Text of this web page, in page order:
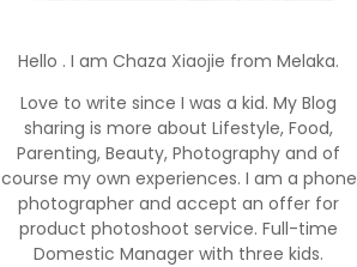
Hello . I am Chaza Xiaojie from Melaka.
Love to write since I was a kid. My Blog
sharing is more about Lifestyle, Food,
Parenting, Beauty, Photography and of
course my own experiences. I am a phone
photographer and accept an offer for
product photoshoot service. Full-time
Domestic Manager with three kids.